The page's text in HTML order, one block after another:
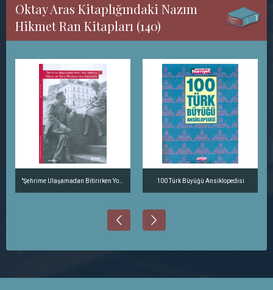
Oktay Aras Kitaplığındaki Nazım
Hikmet Ran Kitapları (140)
100 Türk Büyüğü Ansiklopedisi